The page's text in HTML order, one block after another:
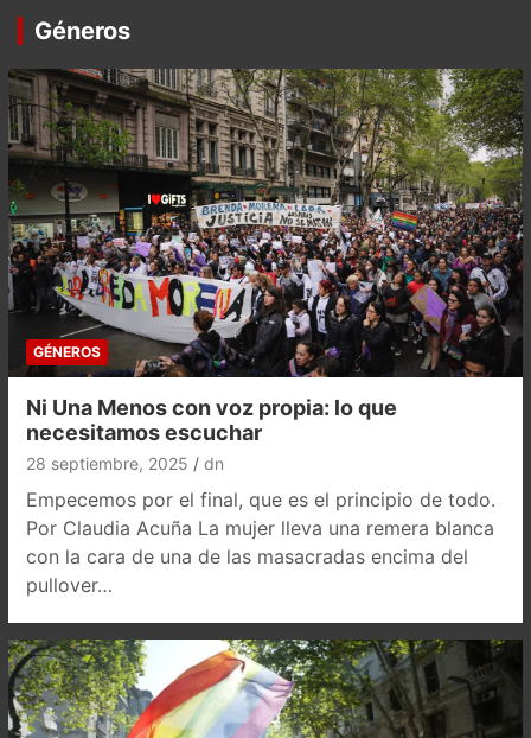
Géneros
GÉNEROS
Ni Una Menos con voz propia: lo que
necesitamos escuchar
28 septiembre, 2025 dn
Empecemos por el final, que es el principio de todo.
Por Claudia Acuña La mujer lleva una remera blanca
con la cara de una de las masacradas encima del
pullover…